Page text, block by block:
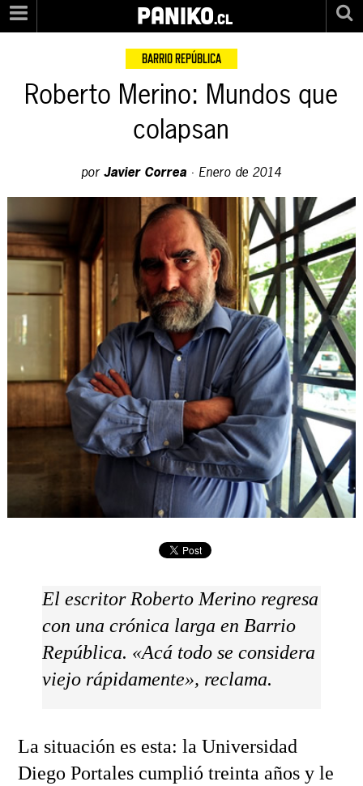
PANIKO.cl
BARRIO REPÚBLICA
Roberto Merino: Mundos que
colapsan
porJavier Correa · Enero de 2014
El escritor Roberto Merino regresa
con una crónica larga en Barrio
República. «Acá todo se considera
viejo rápidamente», reclama.
La situación es esta: la Universidad
Diego Portales cumplió treinta años y le